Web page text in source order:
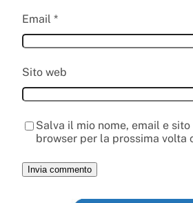
Email *
Sito web
Salva il mio nome, email e
browser per la prossima volta